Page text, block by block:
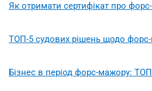
Як отримати сертифікат про
ТОП-5 судових рішень щодо
Бізнес в період форс-мажору: